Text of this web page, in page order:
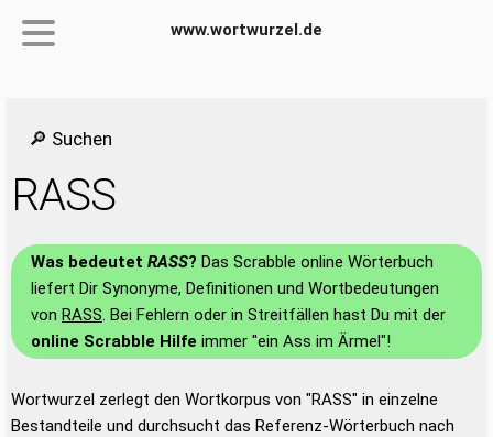
www.wortwurzel.de
🔎 Suchen
RASS
Was bedeutet RASS? Das Scrabble online Wörterbuch
liefert Dir Synonyme, Definitionen und Wortbedeutungen
von RASS. Bei Fehlern oder in Streitfällen hast Du mit der
online Scrabble Hilfe immer "ein Ass im Ärmel"!
Wortwurzel zerlegt den Wortkorpus von "RASS" in einzelne
Bestandteile und durchsucht das Referenz-Wörterbuch nach